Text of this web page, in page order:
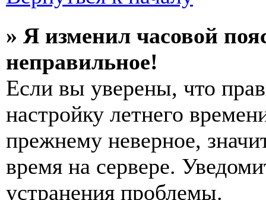
» Я изменил часовой
неправильное!
Если вы уверены, что
настройку летнего
прежнему неверное,
время на сервере.
устранения проблемы.